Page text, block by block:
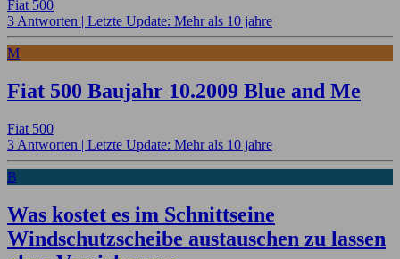
Fiat 500
3 Antworten | Letzte Update: Mehr als 10 jahre
M
Fiat 500 Baujahr 10.2009 Blue and Me
Fiat 500
3 Antworten | Letzte Update: Mehr als 10 jahre
B
Was kostet es im Schnittseine
Windschutzscheibe austauschen zu lassen